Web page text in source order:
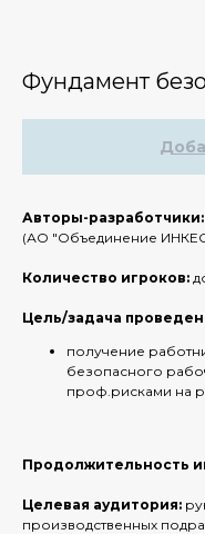
Фундамент
Авторы-разработчики:
(АО "Объединение
Количество игроков:
Цель/задача
получение
безопасного
проф.рисками на
Продолжительность
Целевая аудитория:
производственных